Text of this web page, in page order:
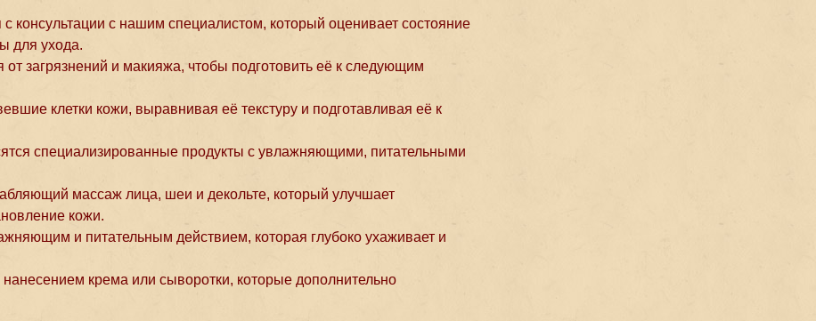
консультации с нашим специалистом, который оценивает состояние
для ухода.
загрязнений и макияжа, чтобы подготовить её к следующим
клетки кожи, выравнивая её текстуру и подготавливая её к
специализированные продукты с увлажняющими, питательными
массаж лица, шеи и декольте, который улучшает
кожи.
и питательным действием, которая глубоко ухаживает и
крема или сыворотки, которые дополнительно